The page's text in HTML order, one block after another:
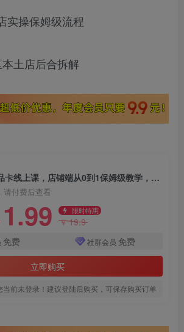
实操保姆级流程
土店后合拆解
（9843期）Tk商品卡线上课，店铺端从0到1保姆级教学，了解商品卡底层逻辑（20节）
请付费后查看
1.99 限时特惠
￥19.9
免费 社群会员 免费
立即购买
当前未登录！建议登陆后购买，可保存购买订单